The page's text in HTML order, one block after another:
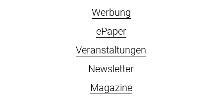
Werbung
ePaper
Veranstaltungen
Newsletter
Magazine